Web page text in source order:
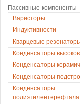
Пассивные компоненты
Варисторы
Индуктивности
Кварцевые
Конденсаторы
Конденсаторы
Конденсаторы
Конденсаторы